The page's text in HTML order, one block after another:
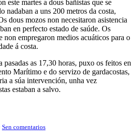
este martes a dous bañistas que se
nadaban a uns 200 metros da costa,
dous mozos non necesitaron asistencia
en perfecto estado de saúde. Os
non empregaron medios acuáticos para o
á costa.
pasadas as 17,30 horas, puxo os feitos en
Marítimo e do servizo de gardacostas,
a súa intervención, unha vez
estaban a salvo.
Sen comentarios